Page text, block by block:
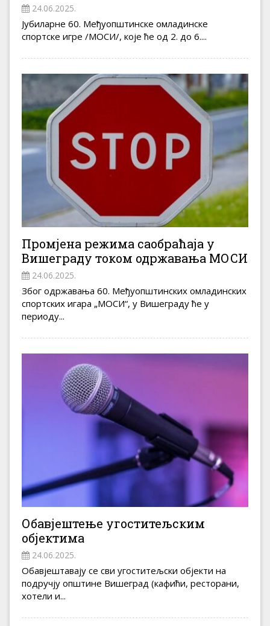
24.06.2025.
Јубиларне 60. Међуопштинске омладинске
спортске игре /МОСИ/, које ће од 2. до 6....
Промјена режима саобраћаја у
Вишеграду током одржавања МОСИ
24.06.2025.
Због одржавања 60. Међуопштинских омладинских
спортских игара „МОСИ“, у Вишеграду ће у
периоду...
Обавјештење угоститељским
објектима
24.06.2025.
Обавјештавају се сви угоститељски објекти на
подручју општине Вишеград (кафићи, ресторани,
хотели и...